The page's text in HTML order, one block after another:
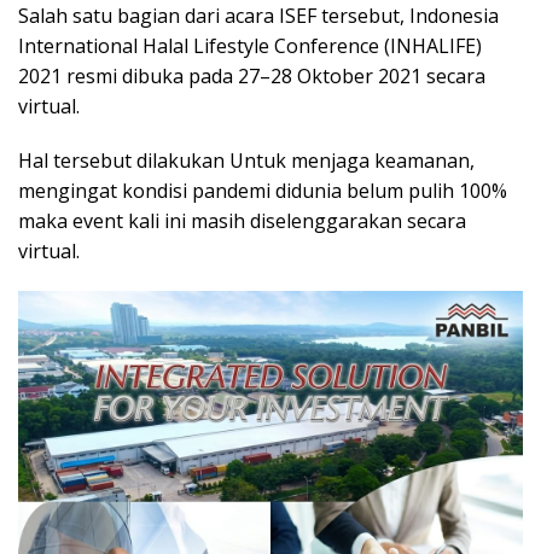
Salah satu bagian dari acara ISEF tersebut, Indonesia
International Halal Lifestyle Conference (INHALIFE)
2021 resmi dibuka pada 27–28 Oktober 2021 secara
virtual.
Hal tersebut dilakukan Untuk menjaga keamanan,
mengingat kondisi pandemi didunia belum pulih 100%
maka event kali ini masih diselenggarakan secara
virtual.